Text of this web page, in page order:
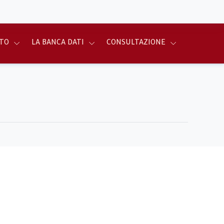
LA BANCA DATI CONSULTAZIONE